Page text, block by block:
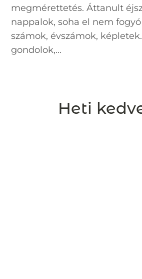
megmérettetés. Áttanult
nappalok, soha el nem
számok, évszámok,
gondolok,...
Heti